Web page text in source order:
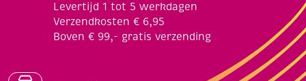
Levertijd 1 tot 5 werkdagen
Verzendkosten € 6,95
Boven € 99,- gratis verzending